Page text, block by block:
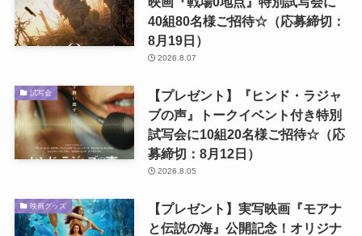
40組80名様ご招待☆（応募締切：
8月19日）
2026.8.07
試写会
【プレゼント】『ヒンド・ラジャ
ブの声』トークイベント付き特別
試写会に10組20名様ご招待☆（応
募締切：8月12日）
2026.8.05
映画グッズ
【プレゼント】実写映画『モアナ
と伝説の海』公開記念！オリジナ